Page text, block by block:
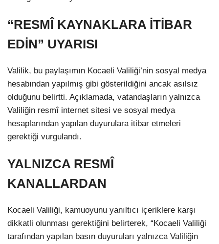
“RESMÎ KAYNAKLARA İTİBAR
EDİN” UYARISI
Valilik, bu paylaşımın Kocaeli Valiliği’nin sosyal medya
hesabından yapılmış gibi gösterildiğini ancak asılsız
olduğunu belirtti. Açıklamada, vatandaşların yalnızca
Valiliğin resmî internet sitesi ve sosyal medya
hesaplarından yapılan duyurulara itibar etmeleri
gerektiği vurgulandı.
YALNIZCA RESMÎ
KANALLARDAN
Kocaeli Valiliği, kamuoyunu yanıltıcı içeriklere karşı
dikkatli olunması gerektiğini belirterek, “Kocaeli Valiliği
tarafından yapılan basın duyuruları yalnızca Valiliğin